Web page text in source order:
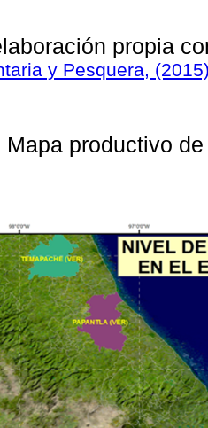
propia
y Pesquera,
Mapa productivo